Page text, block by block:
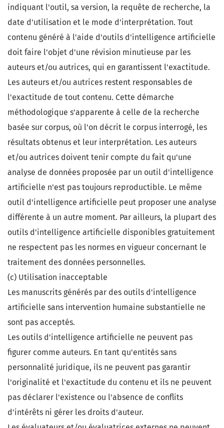
indiquant l'outil, sa version, la requête de recherche, la
date d'utilisation et le mode d'interprétation. Tout
contenu généré à l'aide d'outils d'intelligence artificielle
doit faire l'objet d'une révision minutieuse par les
auteurs et/ou autrices, qui en garantissent l'exactitude.
Les auteurs et/ou autrices restent responsables de
l'exactitude de tout contenu. Cette démarche
méthodologique s'apparente à celle de la recherche
basée sur corpus, où l'on décrit le corpus interrogé, les
résultats obtenus et leur interprétation. Les auteurs
et/ou autrices doivent tenir compte du fait qu'une
analyse de données proposée par un outil d'intelligence
artificielle n'est pas toujours reproductible. Le même
outil d'intelligence artificielle peut proposer une analyse
différente à un autre moment. Par ailleurs, la plupart des
outils d'intelligence artificielle disponibles gratuitement
ne respectent pas les normes en vigueur concernant le
traitement des données personnelles.
(c) Utilisation inacceptable
Les manuscrits générés par des outils d'intelligence
artificielle sans intervention humaine substantielle ne
sont pas acceptés.
Les outils d'intelligence artificielle ne peuvent pas
figurer comme auteurs. En tant qu'entités sans
personnalité juridique, ils ne peuvent pas garantir
l'originalité et l'exactitude du contenu et ils ne peuvent
pas déclarer l'existence ou l'absence de conflits
d'intérêts ni gérer les droits d'auteur.